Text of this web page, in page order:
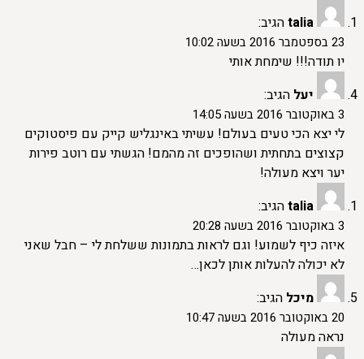
taliaהגיב:
23 בספטמבר 2016 בשעה 10:02
יו תודה!!! שימחת אותי
יעל הגיב:
3 באוקטובר 2016 בשעה 14:05
לי יצא הכי טעים בעולם! עשיתי באינגליש קייק עם פיסטוקים
קצוצים בתחתית ושהופכים זה מהמם! הגשתי עם רוטב פירות
יער ויצא מעולה!
taliaהגיב:
3 באוקטובר 2016 בשעה 20:28
איזה כיף לשמוע! וגם לראות בתמונות ששלחת לי – חבל שאני
לא יכולה להעלות אותן לכאן…
מיכל הגיב:
20 באוקטובר 2016 בשעה 10:47
נראה מעולה